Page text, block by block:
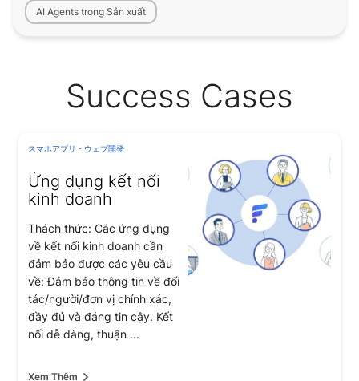
AI Agents trong Sản xuất
Success Cases
スマホアプリ・ウェブ開発
Ứng dụng kết nối
kinh doanh
Thách thức: Các ứng dụng
về kết nối kinh doanh cần
đảm bảo được các yêu cầu
về: Đảm bảo thông tin về đối
tác/người/đơn vị chính xác,
đầy đủ và đáng tin cậy. Kết
nối dễ dàng, thuận ...
Xem Thêm